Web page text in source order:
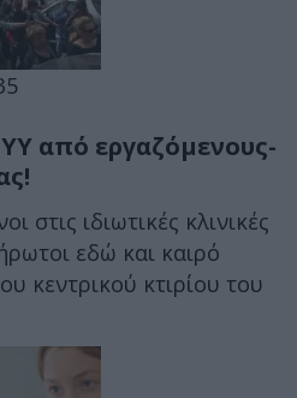
από εργαζόμενους-
στις ιδιωτικές κλινικές
εδώ και καιρό
κεντρικού κτιρίου του